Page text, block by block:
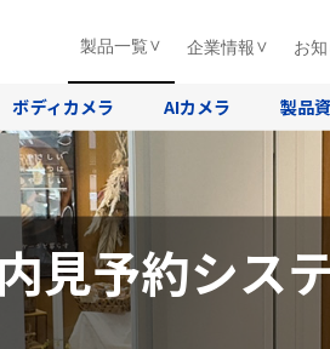
製品一覧
ボディカメラ AIカメラ 製品
企業情報 お
内見予約シス